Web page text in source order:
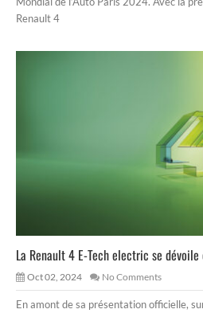
Renault 4
La Renault 4 E-Tech electric se dévoile
Oct 02, 2024 No Comments
En amont de sa présentation officielle,